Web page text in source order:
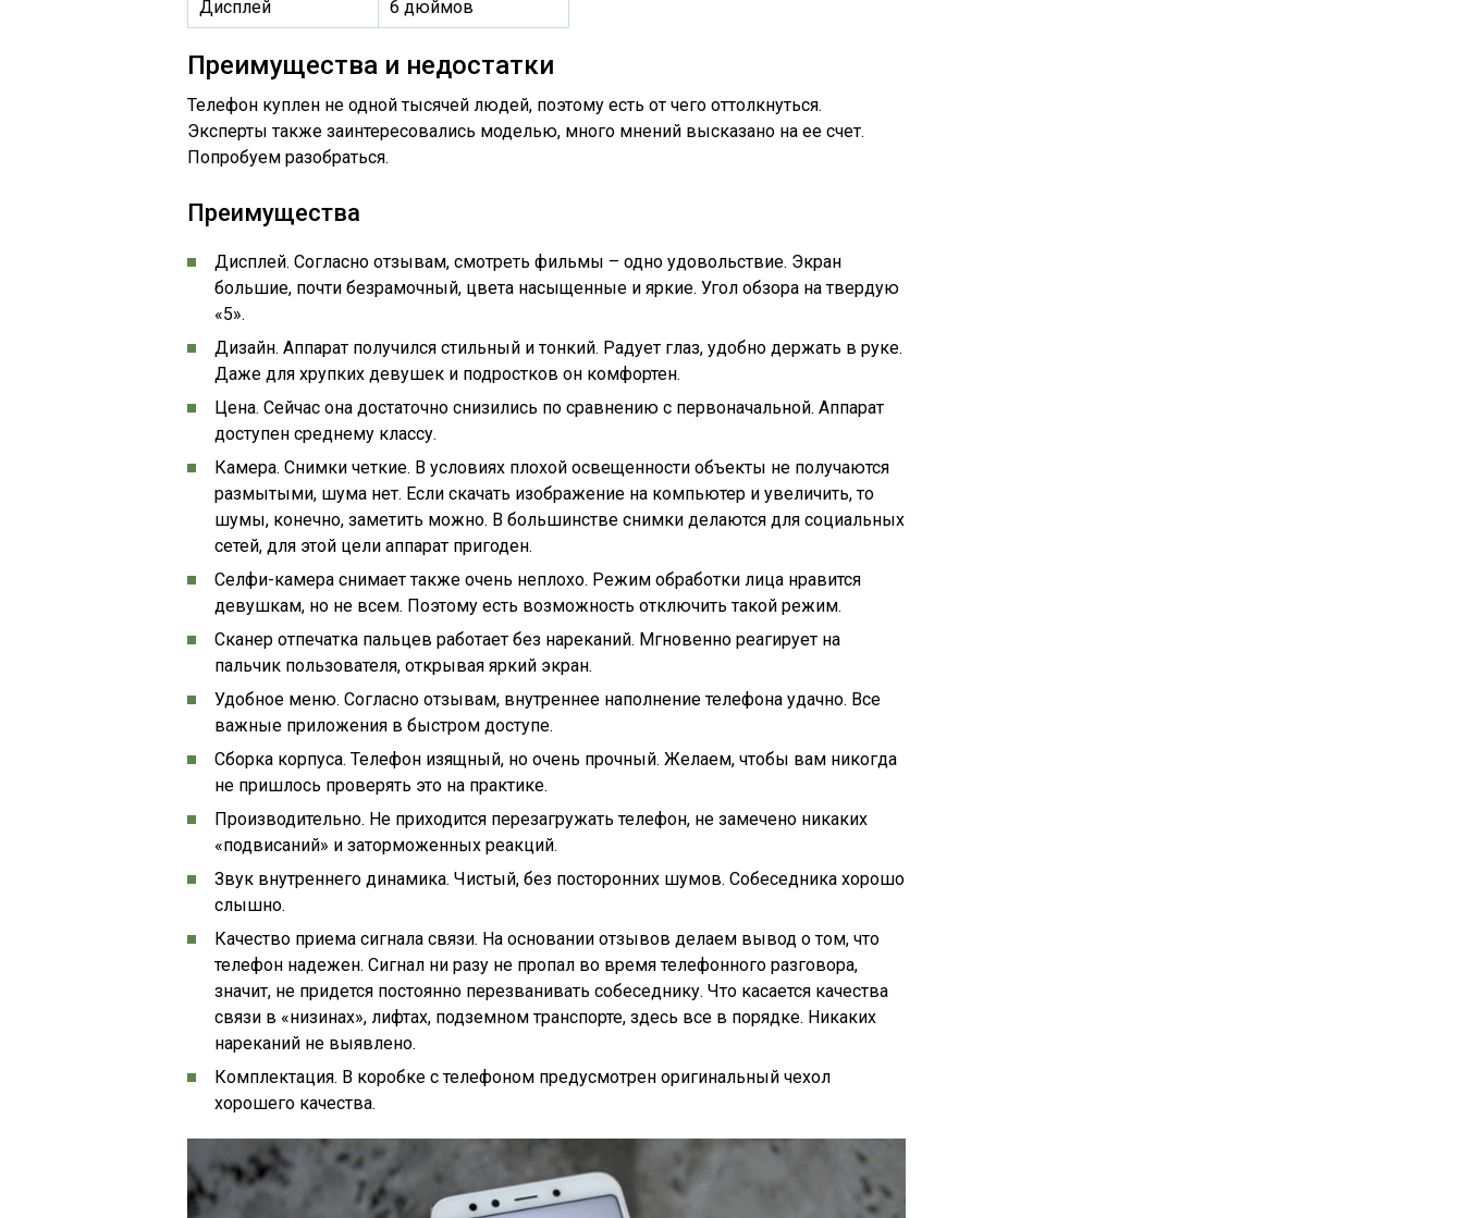
Дисплей 6 дюймов
Преимущества и недостатки
Телефон куплен не одной тысячей людей, поэтому есть от чего оттолкнуться.
Эксперты также заинтересовались моделью, много мнений высказано на ее счет.
Попробуем разобраться.
Преимущества
Дисплей. Согласно отзывам, смотреть фильмы – одно удовольствие. Экран
большие, почти безрамочный, цвета насыщенные и яркие. Угол обзора на твердую
«5».
Дизайн. Аппарат получился стильный и тонкий. Радует глаз, удобно держать в руке.
Даже для хрупких девушек и подростков он комфортен.
Цена. Сейчас она достаточно снизились по сравнению с первоначальной. Аппарат
доступен среднему классу.
Камера. Снимки четкие. В условиях плохой освещенности объекты не получаются
размытыми, шума нет. Если скачать изображение на компьютер и увеличить, то
шумы, конечно, заметить можно. В большинстве снимки делаются для социальных
сетей, для этой цели аппарат пригоден.
Селфи-камера снимает также очень неплохо. Режим обработки лица нравится
девушкам, но не всем. Поэтому есть возможность отключить такой режим.
Сканер отпечатка пальцев работает без нареканий. Мгновенно реагирует на
пальчик пользователя, открывая яркий экран.
Удобное меню. Согласно отзывам, внутреннее наполнение телефона удачно. Все
важные приложения в быстром доступе.
Сборка корпуса. Телефон изящный, но очень прочный. Желаем, чтобы вам никогда
не пришлось проверять это на практике.
Производительно. Не приходится перезагружать телефон, не замечено никаких
«подвисаний» и заторможенных реакций.
Звук внутреннего динамика. Чистый, без посторонних шумов. Собеседника хорошо
слышно.
Качество приема сигнала связи. На основании отзывов делаем вывод о том, что
телефон надежен. Сигнал ни разу не пропал во время телефонного разговора,
значит, не придется постоянно перезванивать собеседнику. Что касается качества
связи в «низинах», лифтах, подземном транспорте, здесь все в порядке. Никаких
нареканий не выявлено.
Комплектация. В коробке с телефоном предусмотрен оригинальный чехол
хорошего качества.